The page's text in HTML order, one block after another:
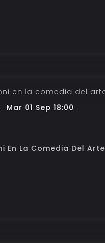
Mar 01 Sep 18:00
En La Comedia Del Arte